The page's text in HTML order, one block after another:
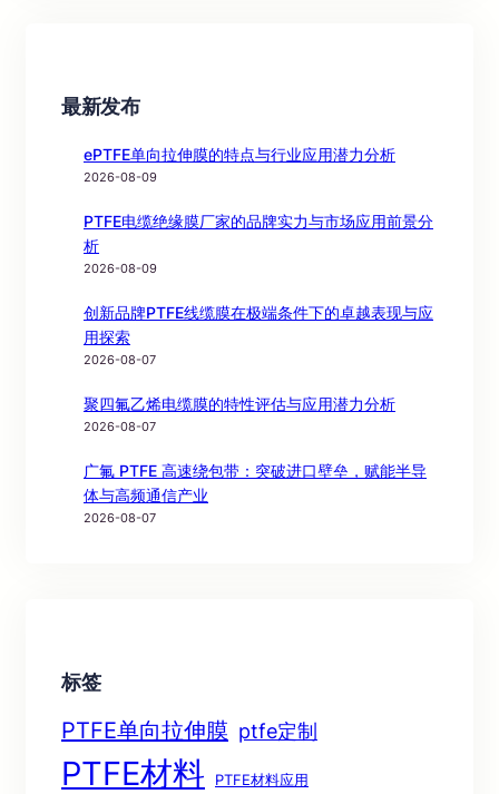
最新发布
ePTFE单向拉伸膜的特点与行业应用潜力分析
2026-08-09
PTFE电缆绝缘膜厂家的品牌实力与市场应用前景分
析
2026-08-09
创新品牌PTFE线缆膜在极端条件下的卓越表现与应
用探索
2026-08-07
聚四氟乙烯电缆膜的特性评估与应用潜力分析
2026-08-07
广氟 PTFE 高速绕包带：突破进口壁垒，赋能半导
体与高频通信产业
2026-08-07
标签
PTFE单向拉伸膜 ptfe定制
PTFE材料 PTFE材料应用